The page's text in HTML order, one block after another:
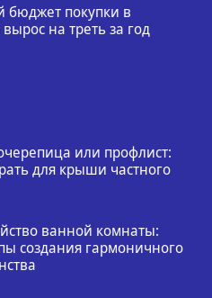
бюджет покупки в
на треть за год
или профлист:
для крыши частного
ванной комнаты:
создания гармоничного